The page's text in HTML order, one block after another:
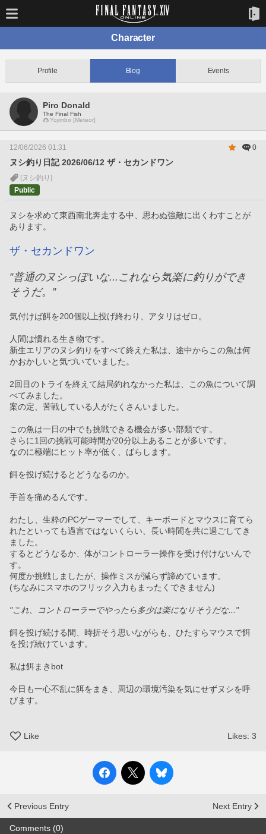
Character
Profile Blog Events
Piro Donald
The Final Fish
Yojimbo [Meteor]
12/06/2026 01:31 0
ヌシ釣り日記 2026/06/12 ザ・セカンドワン
[ヌシ釣り]
Public
ヌシを求めて東西南北奔走する中、思わぬ強敵に出くわすことが
あります。
ザ・セカンドワン
”普通のヌシっぽいな...これなら気楽に釣りができ
そうだ。”
気付けば餌を200個以上投げ終わり、アタリはゼロ。
人間は慣れる生き物です。
新生エリアのヌシ釣りをすべて終えた私は、途中からこの魚は何
かおかしいと気づいていました。
2回目のトライを終えて結局釣れなかった私は、この魚について調
べてみました。
案の定、苦戦している人がたくさんいました。
この魚は一日の中でも挑戦できる機会が多い部類です。
さらに1回の挑戦可能時間が20分以上あることが多いです。
なのに極端にヒット率が低く、ばらします。
餌を投げ続けるとどうなるのか。
手首を痛めるんです。
わたし、生粋のPCゲーマーでして、キーボードとマウスに育てら
れたといっても過言ではないくらい、長い時間を共に過ごしてき
ました。
するとどうなるか、体がコントローラー操作を受け付けないんで
す。
何度か挑戦しましたが、操作ミスが減らず諦めています。
(ちなみにスマホのフリック入力もまったくできません)
"これ、コントローラーでやったら多少は楽になりそうだな..."
餌を投げ続ける間、時折そう思いながらも、ひたすらマウスで餌
を投げ続けています。
私は餌まきbot
今日も一心不乱に餌をまき、周辺の環境汚染を気にせずヌシを呼
びます。
Like Likes: 3
Previous Entry Next Entry
Comments (0)